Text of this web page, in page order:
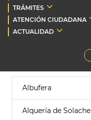
TRÁMITES
ATENCIÓN CIUDADANA
ACTUALIDAD
Albufera
Alquería de Solache